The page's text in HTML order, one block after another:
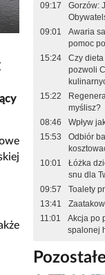
09:17
Gorzów:
09:01
Awaria
pomoc
15:24
Czy
pozwoli
15:22
myślisz?
08:46
Wpływ
15:53
Odbiór
10:01
Łóżka
snu dla
09:57
Toalety
13:41
11:01
Akcja po
spalonej